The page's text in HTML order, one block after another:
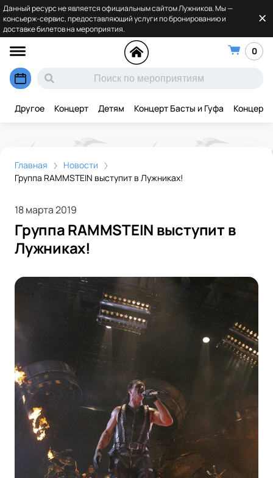
Данный ресурс не является официальным сайтом Лужников. Мы —
консьерж-сервис, предоставляющий услуги по бронированию и
доставке билетов на мероприятия.
0
Другое Концерт Детям Концерт Басты и Гуфа Концерт
Главная
Новости
Группа RAMMSTEIN выступит в Лужниках!
18 марта 2019
Группа RAMMSTEIN выступит в
Лужниках!